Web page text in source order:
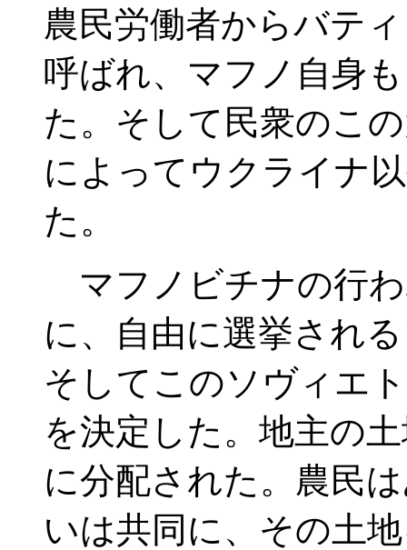
農民労働者からバテ
呼ばれ、マフノ自身
た。そして民衆のこ
によってウクライナ
た。
マフノビチナの行
に、自由に選挙され
そしてこのソヴィエ
を決定した。地主の
に分配された。農民
いは共同に、その土